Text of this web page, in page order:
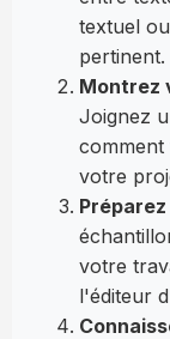
textuel
pertinent.
Montrez
Joignez
comment
votre
votre
l'éditeur